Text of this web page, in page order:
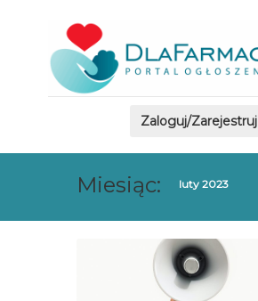
Zaloguj/Zarejestruj
Miesiąc: luty 2023